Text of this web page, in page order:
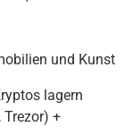
und Kunst
lagern
Trezor) +